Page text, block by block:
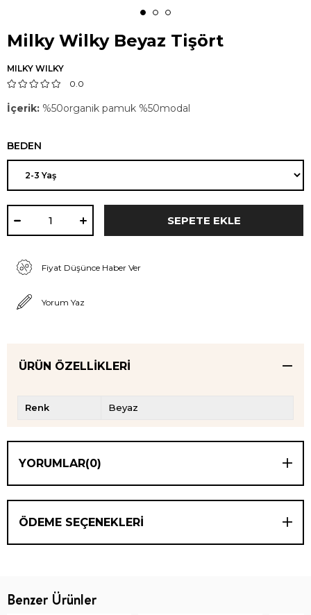
Milky Wilky Beyaz Tişört
MILKY WILKY
0.0
İçerik: %50organik pamuk %50modal
BEDEN
Fiyat Düşünce Haber Ver
Yorum Yaz
ÜRÜN ÖZELLIKLERI
Renk Beyaz
YORUMLAR(0)
ÖDEME SEÇENEKLERI
Benzer Ürünler